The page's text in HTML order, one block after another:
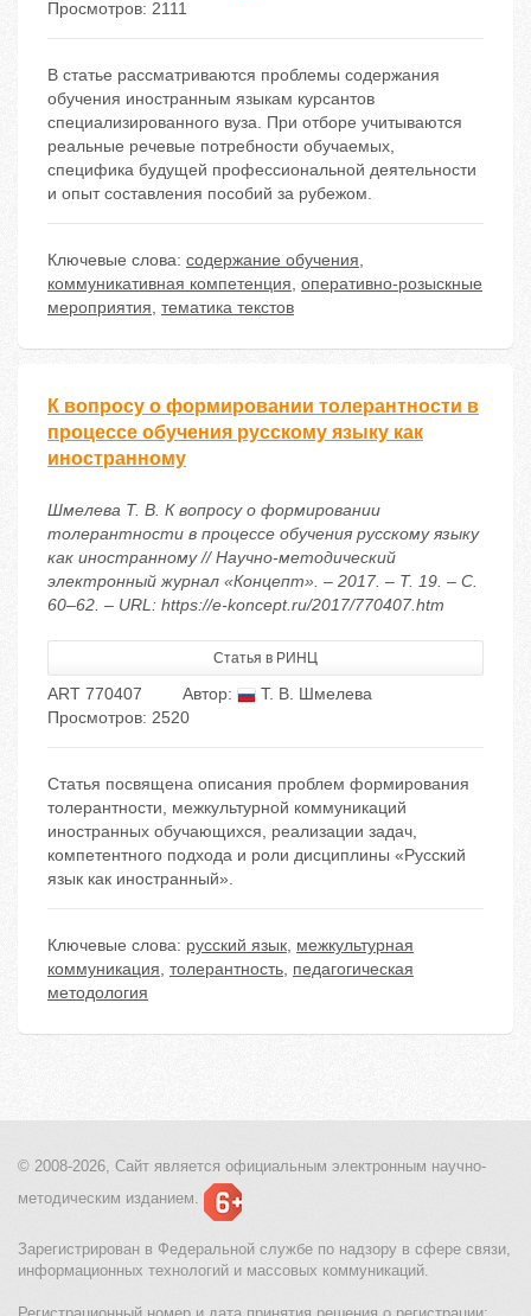
Просмотров: 2111
В статье рассматриваются проблемы содержания
обучения иностранным языкам курсантов
специализированного вуза. При отборе учитываются
реальные речевые потребности обучаемых,
специфика будущей профессиональной деятельности
и опыт составления пособий за рубежом.
Ключевые слова: содержание обучения,
коммуникативная компетенция, оперативно-розыскные
мероприятия, тематика текстов
К вопросу о формировании толерантности в
процессе обучения русскому языку как
иностранному
Шмелева Т. В. К вопросу о формировании
толерантности в процессе обучения русскому языку
как иностранному // Научно-методический
электронный журнал «Концепт». – 2017. – Т. 19. – С.
60–62. – URL: https://e-koncept.ru/2017/770407.htm
Статья в РИНЦ
ART 770407 Автор:
Т. В. Шмелева
Просмотров: 2520
Статья посвящена описания проблем формирования
толерантности, межкультурной коммуникаций
иностранных обучающихся, реализации задач,
компетентного подхода и роли дисциплины «Русский
язык как иностранный».
Ключевые слова: русский язык, межкультурная
коммуникация, толерантность, педагогическая
методология
© 2008-2026, Сайт является официальным электронным научно-
методическим изданием.
Зарегистрирован в Федеральной службе по надзору в сфере связи,
информационных технологий и массовых коммуникаций.